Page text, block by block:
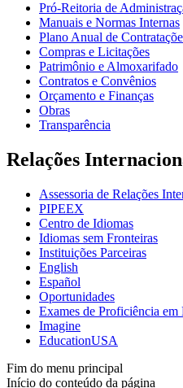
Pró-Reitoria de
Manuais e Normas Internas
Plano Anual de
Compras e Licitações
Patrimônio e Almoxarifado
Contratos e Convênios
Orçamento e Finanças
Obras
Transparência
Relações
Assessoria de Relações
PIPEEX
Centro de Idiomas
Idiomas sem Fronteiras
Instituições Parceiras
English
Español
Oportunidades
Exames de Proficiência em
Imagine
EducationUSA
Fim do menu principal
Início do conteúdo da página